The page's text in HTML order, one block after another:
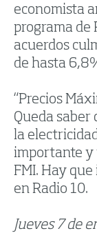
economista
programa de
acuerdos
de hasta
“Precios
Queda saber
la
importante y
FMI. Hay
en Radio 10.
Jueves 7 de